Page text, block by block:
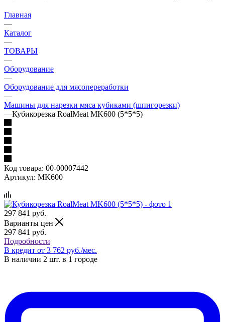
Главная
—
Каталог
—
ТОВАРЫ
—
Оборудование
—
Оборудование для мясопереработки
—
Машины для нарезки мяса кубиками (шпигорезки)
—Кубикорезка RoalMeat MK600 (5*5*5)
Код товара: 00-00007442
Артикул: MK600
297 841 руб.
Варианты цен
297 841 руб.
Подробности
В кредит от 3 762 руб./мес.
В наличии 2 шт. в 1 городе